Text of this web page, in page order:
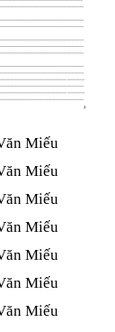
Miếu​​​​
Miếu​​​​
Miếu​​​​
Miếu​​​​
Miếu​​​​
Miếu​​​​
Miếu​​​​